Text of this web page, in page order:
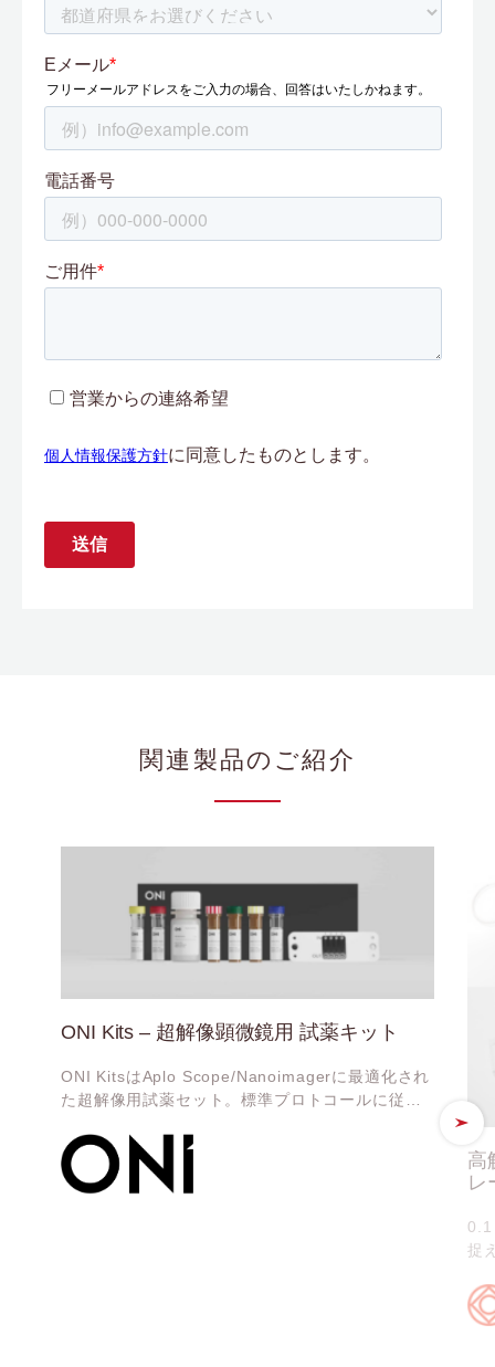
関連製品のご紹介
ONI Kits – 超解像顕微鏡用 試薬キット
ONI KitsはAplo Scope/Nanoimagerに最適化され
た超解像用試薬セット。標準プロトコールに従い
で実現可能です
高
レ
0.1
捉